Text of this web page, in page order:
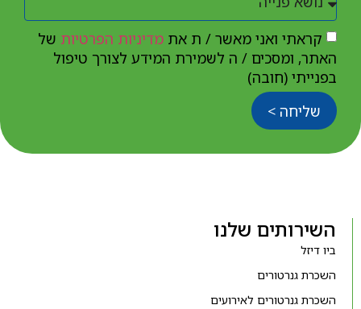
קראתי ואני מאשר / ת אתמדיניות הפרטיותשל
האתר, ומסכים / ה לשמירת המידע לצורך טיפול
בפנייתי (חובה)
שליחה >
השירותים שלנו
ביו דיזל
השכרת גנרטורים
השכרת גנרטורים לאירועים